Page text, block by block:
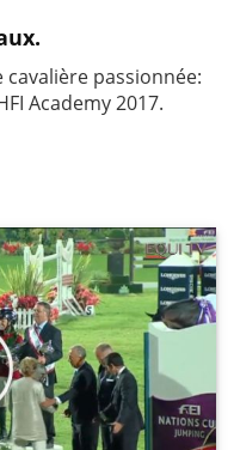
passionnée:
Academy 2017.